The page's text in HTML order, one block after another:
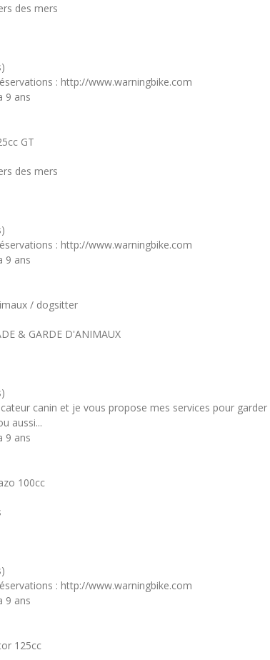
des mers
: http://www.warningbike.com
9 ans
GT
des mers
: http://www.warningbike.com
9 ans
/ dogsitter
& GARDE D'ANIMAUX
canin et je vous propose mes services pour
aussi...
9 ans
100cc
: http://www.warningbike.com
9 ans
125cc